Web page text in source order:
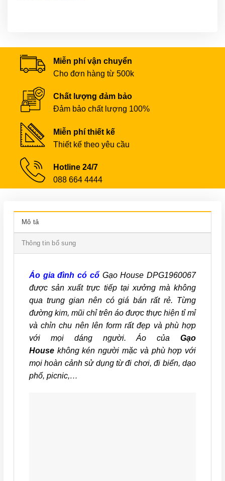
Miễn phí vận chuyển
Cho đơn hàng từ 500k
Chất lượng đảm bảo
Đảm bảo chất lượng 100%
Miễn phí thiết kế
Thiết kế theo yêu cầu
Hotline 24/7
088 664 4444
Mô tả
Thông tin bổ sung
Áo gia đình có cổ Gạo House DPG1960067
được sản xuất trực tiếp tại xưởng mà không
qua trung gian nên có giá bán rất rẻ. Từng
đường kim, mũi chỉ trên áo được thực hiện tỉ mỉ
và chỉn chu nên lên form rất đẹp và phù hợp
với mọi dáng người. Áo củaGạo
House không kén người mặc và phù hợp với
mọi hoàn cảnh sử dụng từ đi chơi, đi biển, dạo
phố, picnic,…